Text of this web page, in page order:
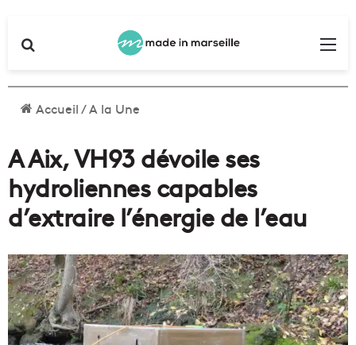
Accueil/A la Une
A Aix, VH93 dévoile ses
hydroliennes capables
d’extraire l’énergie de l’eau